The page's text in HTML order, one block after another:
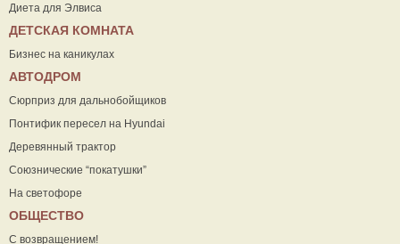
Диета для Элвиса
ДЕТСКАЯ КОМНАТА
Бизнес на каникулах
АВТОДРОМ
Сюрприз для дальнобойщиков
Понтифик пересел на Hyundai
Деревянный трактор
Союзнические “покатушки”
На светофоре
ОБЩЕСТВО
С возвращением!